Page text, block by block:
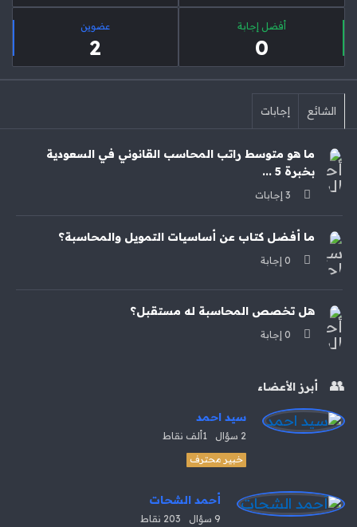
أفضل إجابة
0
عضوين
2
الشائع إجابات
ما هو متوسط راتب المحاسب القانوني في السعودية
بخبرة 5 ...
‫3 إجابات
ما أفضل كتاب عن أساسيات التمويل والمحاسبة؟
‫0 إجابة
هل تخصص المحاسبة له مستقبل؟
‫0 إجابة
أبرز الأعضاء
سيد احمد
2 سؤال 1ألف نقاط
خبير محترف
أحمد الشحات
9 سؤال 203 نقاط